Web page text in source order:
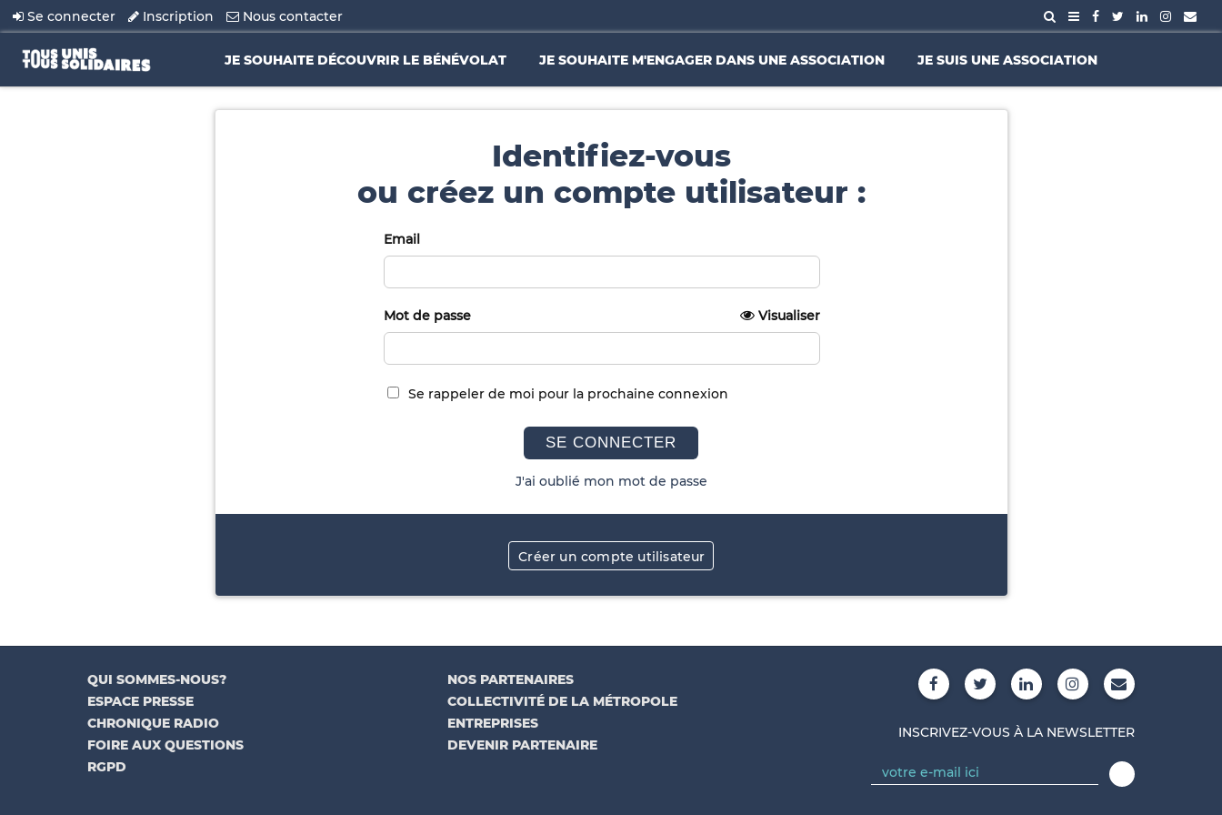
Se connecter Inscription Nous contacter
JE SOUHAITE DÉCOUVRIR LE BÉNÉVOLAT JE SOUHAITE M'ENGAGER DANS UNE ASSOCIATION JE SUIS UNE ASSOCIATION
Identifiez-vous
ou créez un compte utilisateur :
Email
Mot de passe Visualiser
Se rappeler de moi pour la prochaine connexion
SE CONNECTER
J'ai oublié mon mot de passe
Créer un compte utilisateur
QUI SOMMES-NOUS?
ESPACE PRESSE
CHRONIQUE RADIO
FOIRE AUX QUESTIONS
RGPD
NOS PARTENAIRES
COLLECTIVITÉ DE LA MÉTROPOLE
ENTREPRISES
DEVENIR PARTENAIRE
INSCRIVEZ-VOUS À LA NEWSLETTER